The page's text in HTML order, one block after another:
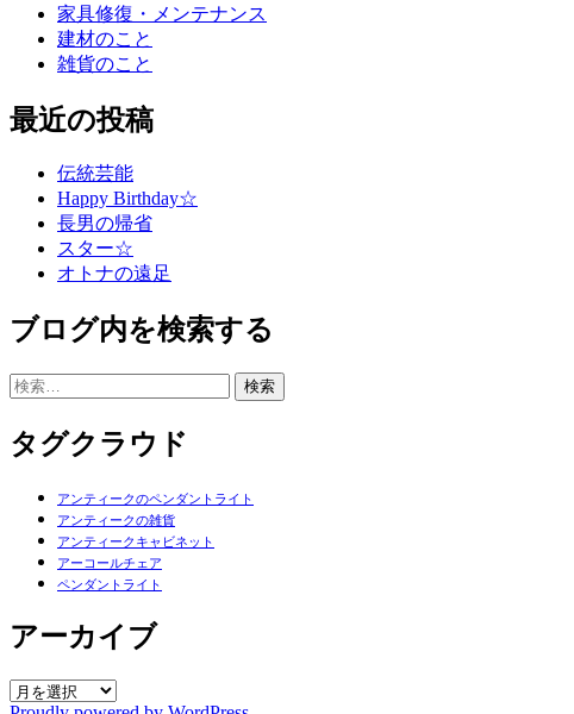
家具修復・メンテナンス
建材のこと
雑貨のこと
最近の投稿
伝統芸能
Happy Birthday☆
長男の帰省
スター☆
オトナの遠足
ブログ内を検索する
検
タグクラウド
アンティークのペンダントライト
アンティークの雑貨
アンティークキャビネット
アーコールチェア
ペンダントライト
アーカイブ
ア